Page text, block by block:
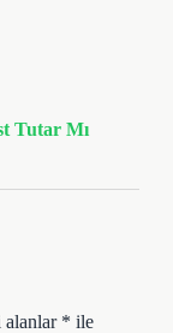
Tutar Mı
alanlar * ile